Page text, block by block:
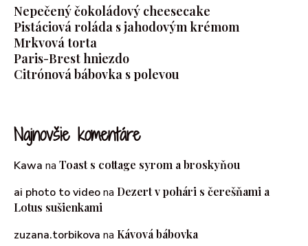
Nepečený čokoládový cheesecake
Pistáciová roláda s jahodovým krémom
Mrkvová torta
Paris-Brest hniezdo
Citrónová bábovka s polevou
Najnovšie komentáre
Kawa na Toast s cottage syrom a broskyňou
ai photo to videona Dezert v pohári s čerešňami a
Lotus sušienkami
zuzana.torbikova na Kávová bábovka